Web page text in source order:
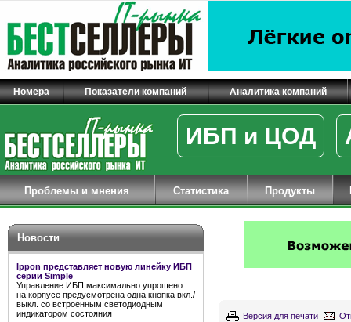
Номера Показатели компаний Аналитика компаний
ИБП и ЦОД
Проблемы и мнения Статистика Продукты
Новости
Ippon представляет новую линейку ИБП
серии Simple
Управление ИБП максимально упрощено:
на корпусе предусмотрена одна кнопка вкл./
выкл. со встроенным светодиодным
индикатором состояния
Версия для печати